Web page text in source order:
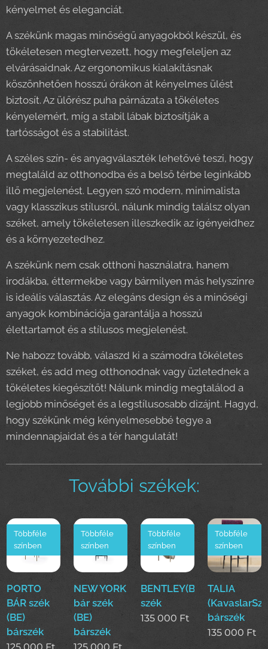
kényelmet és eleganciát.
A székünk magas minőségű anyagokból készül, és
tökéletesen megtervezett, hogy megfeleljen az
elvárásaidnak. Az ergonomikus kialakításnak
köszönhetően hosszú órákon át kényelmes ülést
biztosít. Az ülőrész puha párnázata a tökéletes
kényelemért, míg a stabil lábak biztosítják a
tartósságot és a stabilitást.
A széles szín- és anyagválaszték lehetővé teszi, hogy
megtaláld az otthonodba és a belső térbe leginkább
illő megjelenést. Legyen szó modern, minimalista
vagy klasszikus stílusról, nálunk mindig találsz olyan
széket, amely tökéletesen illeszkedik az igényeidhez
és a környezetedhez.
A székünk nem csak otthoni használatra, hanem
irodákba, éttermekbe vagy bármilyen más helyszínre
is ideális választás. Az elegáns design és a minőségi
anyagok kombinációja garantálja a hosszú
élettartamot és a stílusos megjelenést.
Ne habozz tovább, válaszd ki a számodra tökéletes
széket, és add meg otthonodnak vagy üzletednek a
tökéletes kiegészítőt! Nálunk mindig megtalálod a
legjobb minőséget és a legstílusosabb dizájnt. Hagyd,
hogy székünk még kényelmesebbé tegye a
mindennapjaidat és a tér hangulatát!
További székek:
PORTO
BÁR szék
(BE)
bárszék
Többféle
színben
NEW YORK
bár szék
(BE)
bárszék
Többféle
színben
BENTLEY(BE)
szék
Többféle
színben
135 000 Ft
TALIA
bárszék
Többféle
színben
135 000 Ft